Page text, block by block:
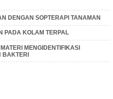
DENGAN SOPTERAPI TANAMAN
PADA KOLAM TERPAL
MENGIDENTIFIKASI
BAKTERI